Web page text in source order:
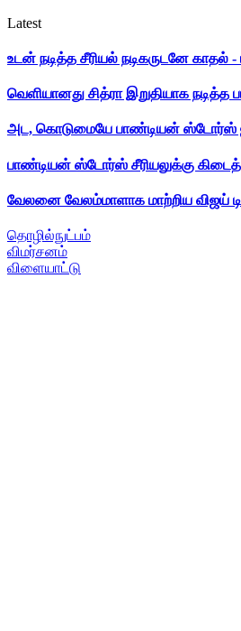
Latest
உடன் நடித்த சீரியல் நடிகருடனே
வெளியானது சித்ரா இறுதியாக நடித்த
அட, கொடுமையே பாண்டியன் ஸ்டோர்ஸ்
பாண்டியன் ஸ்டோர்ஸ் சீரியலுக்கு
வேலனை வேலம்மாளாக மாற்றிய விஜய்
தொழில்நுட்பம்
விமர்சனம்
விளையாட்டு